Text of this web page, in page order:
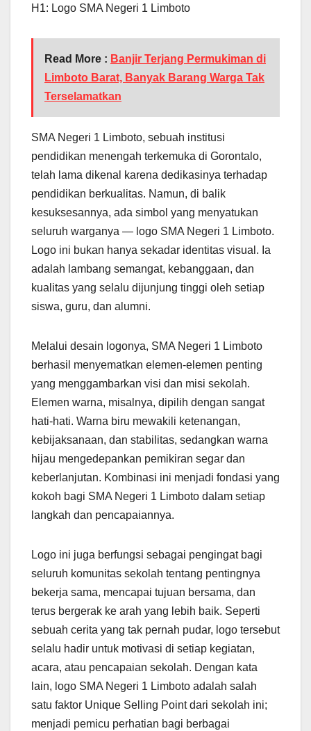
H1: Logo SMA Negeri 1 Limboto
Read More : Banjir Terjang Permukiman di
Limboto Barat, Banyak Barang Warga Tak
Terselamatkan
SMA Negeri 1 Limboto, sebuah institusi
pendidikan menengah terkemuka di Gorontalo,
telah lama dikenal karena dedikasinya terhadap
pendidikan berkualitas. Namun, di balik
kesuksesannya, ada simbol yang menyatukan
seluruh warganya — logo SMA Negeri 1 Limboto.
Logo ini bukan hanya sekadar identitas visual. Ia
adalah lambang semangat, kebanggaan, dan
kualitas yang selalu dijunjung tinggi oleh setiap
siswa, guru, dan alumni.
Melalui desain logonya, SMA Negeri 1 Limboto
berhasil menyematkan elemen-elemen penting
yang menggambarkan visi dan misi sekolah.
Elemen warna, misalnya, dipilih dengan sangat
hati-hati. Warna biru mewakili ketenangan,
kebijaksanaan, dan stabilitas, sedangkan warna
hijau mengedepankan pemikiran segar dan
keberlanjutan. Kombinasi ini menjadi fondasi yang
kokoh bagi SMA Negeri 1 Limboto dalam setiap
langkah dan pencapaiannya.
Logo ini juga berfungsi sebagai pengingat bagi
seluruh komunitas sekolah tentang pentingnya
bekerja sama, mencapai tujuan bersama, dan
terus bergerak ke arah yang lebih baik. Seperti
sebuah cerita yang tak pernah pudar, logo tersebut
selalu hadir untuk motivasi di setiap kegiatan,
acara, atau pencapaian sekolah. Dengan kata
lain, logo SMA Negeri 1 Limboto adalah salah
satu faktor Unique Selling Point dari sekolah ini;
menjadi pemicu perhatian bagi berbagai